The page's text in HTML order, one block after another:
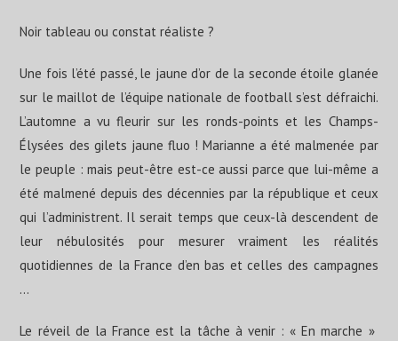
Noir tableau ou constat réaliste ?
Une fois l’été passé, le jaune d’or de la seconde étoile glanée
sur le maillot de l’équipe nationale de football s’est défraichi.
L’automne a vu fleurir sur les ronds-points et les Champs-
Élysées des gilets jaune fluo ! Marianne a été malmenée par
le peuple : mais peut-être est-ce aussi parce que lui-même a
été malmené depuis des décennies par la république et ceux
qui l’administrent. Il serait temps que ceux-là descendent de
leur nébulosités pour mesurer vraiment les réalités
quotidiennes de la France d’en bas et celles des campagnes
…
Le réveil de la France est la tâche à venir : « En marche »